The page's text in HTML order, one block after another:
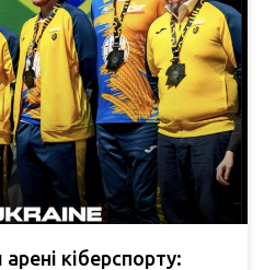
арені кіберспорту: